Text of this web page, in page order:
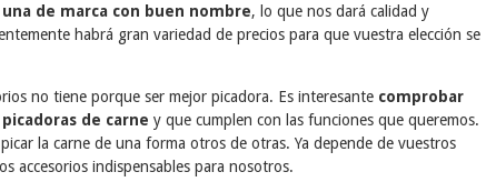
una de marca con buen nombre, lo que nos dará calidad y
habrá gran variedad de precios para que vuestra elección se
no tiene porque ser mejor picadora. Es interesantecomprobar
de carne y que cumplen con las funciones que queremos.
la carne de una forma otros de otras. Ya depende de vuestros
accesorios indispensables para nosotros.